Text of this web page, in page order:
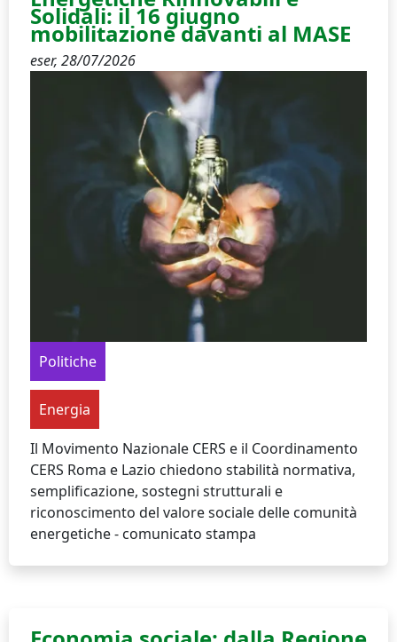
Solidali: il 16 giugno
mobilitazione davanti al MASE
eser, 28/07/2026
Politiche
Energia
Il Movimento Nazionale CERS e il Coordinamento
CERS Roma e Lazio chiedono stabilità normativa,
semplificazione, sostegni strutturali e
riconoscimento del valore sociale delle comunità
energetiche - comunicato stampa